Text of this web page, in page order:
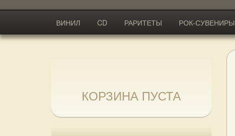
ВИНИЛ CD РАРИТЕТЫ РОК-СУВЕНИРЫ
АКСЕССУАРЫ
КОРЗИНА ПУСТА